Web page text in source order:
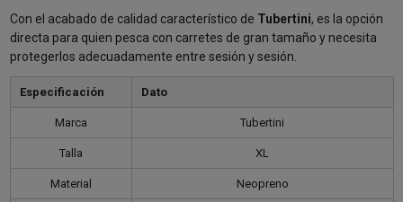
Con el acabado de calidad característico de Tubertini, es la opción
directa para quien pesca con carretes de gran tamaño y necesita
protegerlos adecuadamente entre sesión y sesión.
Especificación Dato
Marca Tubertini
Talla XL
Material Neopreno